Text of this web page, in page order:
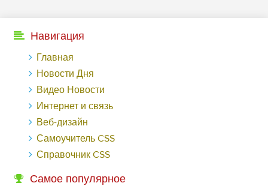
Навигация
Главная
Новости Дня
Видео Новости
Интернет и связь
Веб-дизайн
Самоучитель CSS
Справочник CSS
Самое популярное